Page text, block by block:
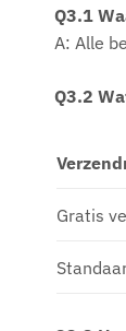
Q3.1
A: Alle
Q3.2
Gratis